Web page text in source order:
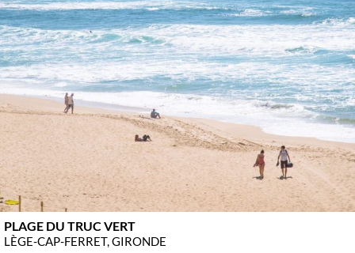
PLAGE DU TRUC VERT
LÈGE-CAP-FERRET, GIRONDE